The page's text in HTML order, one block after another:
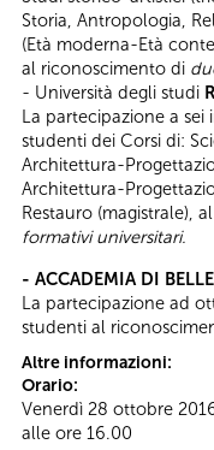
Storia, Antropologia,
(Età moderna-Età
al riconoscimento di
- Università degli studi
La partecipazione a
studenti dei Corsi di:
Architettura-
Architettura-
Restauro (magistrale),
formativi universitari.
- ACCADEMIA DI
La partecipazione ad
studenti al
Altre informazioni:
Orario:
Venerdì 28 ottobre
alle ore 16.00